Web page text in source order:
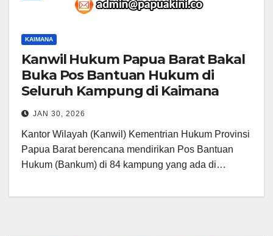
KAIMANA
Kanwil Hukum Papua Barat Bakal
Buka Pos Bantuan Hukum di
Seluruh Kampung di Kaimana
JAN 30, 2026
Kantor Wilayah (Kanwil) Kementrian Hukum Provinsi
Papua Barat berencana mendirikan Pos Bantuan
Hukum (Bankum) di 84 kampung yang ada di…